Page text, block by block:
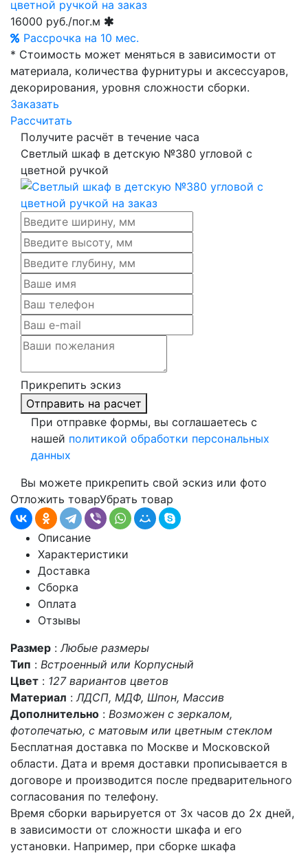
16000 руб./пог.м
Рассрочка на 10 мес.
* Стоимость может меняться в зависимости от
материала, количества фурнитуры и аксессуаров,
декорирования, уровня сложности сборки.
Заказать
Рассчитать
Получите расчёт в течение часа
Светлый шкаф в детскую №380 угловой с
цветной ручкой
Прикрепить эскиз
Отправить на расчет
При отправке формы, вы соглашаетесь с
нашей политикой обработки персональных
данных
Вы можете прикрепить свой эскиз или фото
Отложить товарУбрать товар
Описание
Характеристики
Доставка
Сборка
Оплата
Отзывы
Размер :Любые размеры
Тип : Встроенный или Корпусный
Цвет : 127 вариантов цветов
Материал :ЛДСП, МДФ, Шпон, Массив
Дополнительно : Возможен с зеркалом,
фотопечатью, с матовым или цветным стеклом
Бесплатная доставка по Москве и Московской
области. Дата и время доставки прописывается в
договоре и производится после предварительного
согласования по телефону.
Время сборки варьируется от 3х часов до 2х дней,
в зависимости от сложности шкафа и его
установки. Например, при сборке шкафа